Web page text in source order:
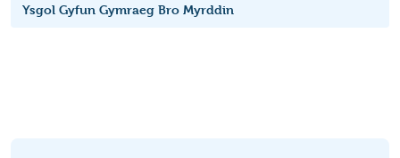
Ysgol Gyfun Gymraeg Bro Myrddin